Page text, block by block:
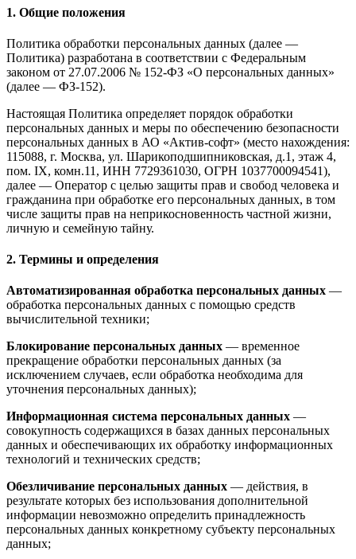
1. Общие положения
Политика обработки персональных данных (далее —
Политика) разработана в соответствии с Федеральным
законом от 27.07.2006 № 152-ФЗ «О персональных данных»
(далее — ФЗ-152).
Настоящая Политика определяет порядок обработки
персональных данных и меры по обеспечению безопасности
персональных данных в АО «Актив-софт» (место нахождения:
115088, г. Москва, ул. Шарикоподшипниковская, д.1, этаж 4,
пом. IX, комн.11, ИНН 7729361030, ОГРН 1037700094541),
далее — Оператор с целью защиты прав и свобод человека и
гражданина при обработке его персональных данных, в том
числе защиты прав на неприкосновенность частной жизни,
личную и семейную тайну.
2. Термины и определения
Автоматизированная обработка персональных данных —
обработка персональных данных с помощью средств
вычислительной техники;
Блокирование персональных данных — временное
прекращение обработки персональных данных (за
исключением случаев, если обработка необходима для
уточнения персональных данных);
Информационная система персональных данных —
совокупность содержащихся в базах данных персональных
данных и обеспечивающих их обработку информационных
технологий и технических средств;
Обезличивание персональных данных — действия, в
результате которых без использования дополнительной
информации невозможно определить принадлежность
персональных данных конкретному субъекту персональных
данных;